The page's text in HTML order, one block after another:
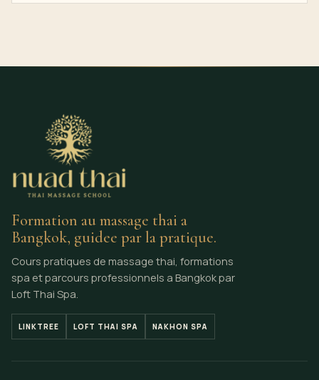
Formation au massage thai a
Bangkok, guidee par la pratique.
Cours pratiques de massage thai, formations
spa et parcours professionnels a Bangkok par
Loft Thai Spa.
LINKTREE LOFT THAI SPA NAKHON SPA